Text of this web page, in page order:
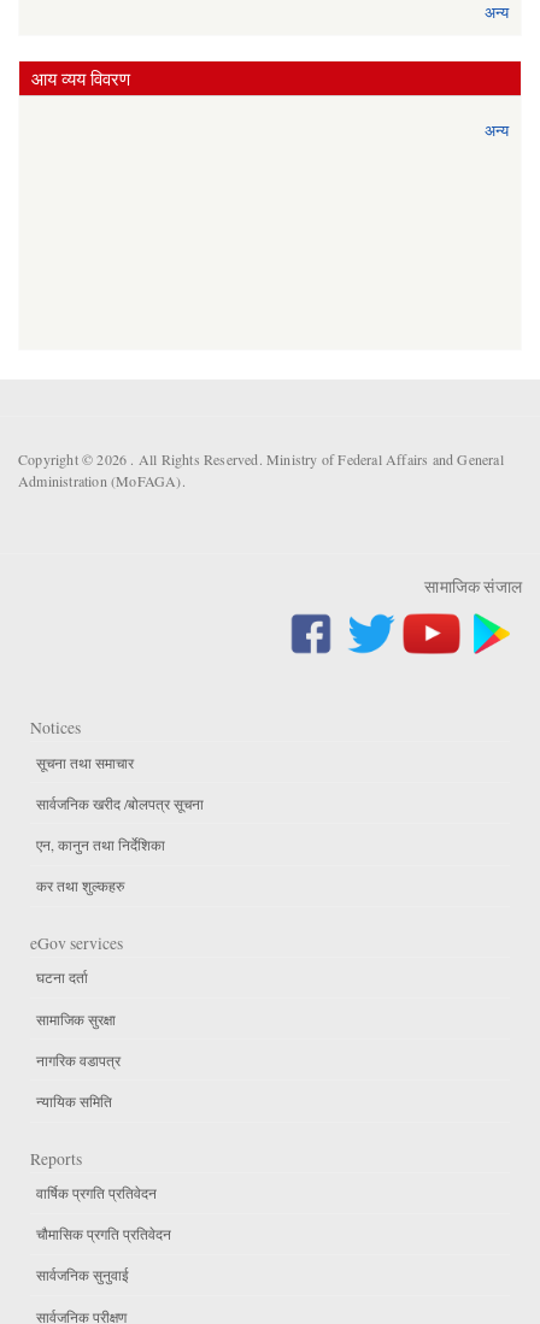
अन्य
आय व्यय विवरण
अन्य
Copyright © 2026 . All Rights Reserved. Ministry of Federal Affairs and General
Administration (MoFAGA).
सामाजिक संजाल
Notices
सूचना तथा समाचार
सार्वजनिक खरीद /बोलपत्र सूचना
एन, कानुन तथा निर्देशिका
कर तथा शुल्कहरु
eGov services
घटना दर्ता
सामाजिक सुरक्षा
नागरिक वडापत्र
न्यायिक समिति
Reports
वार्षिक प्रगति प्रतिवेदन
चौमासिक प्रगति प्रतिवेदन
सार्वजनिक सुनुवाई
सार्वजनिक परीक्षण